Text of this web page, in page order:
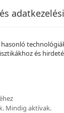
és
Mindig aktívak.
kipufogók
Termékek